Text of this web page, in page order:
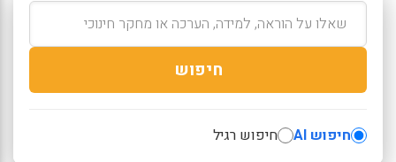
חיפוש
חיפוש AI חיפוש רגיל